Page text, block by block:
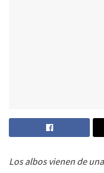
Los albos vienen de una